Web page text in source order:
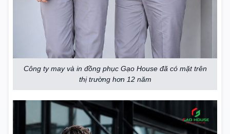
Công ty may và in đồng phục Gạo House đã có mặt trên
thị trường hơn 12 năm